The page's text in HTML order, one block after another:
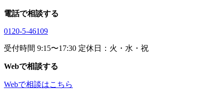
電話で相談する
0120-5-46109
受付時間 9:15〜17:30 定休日：火・水・祝
Webで相談する
Webで相談はこちら